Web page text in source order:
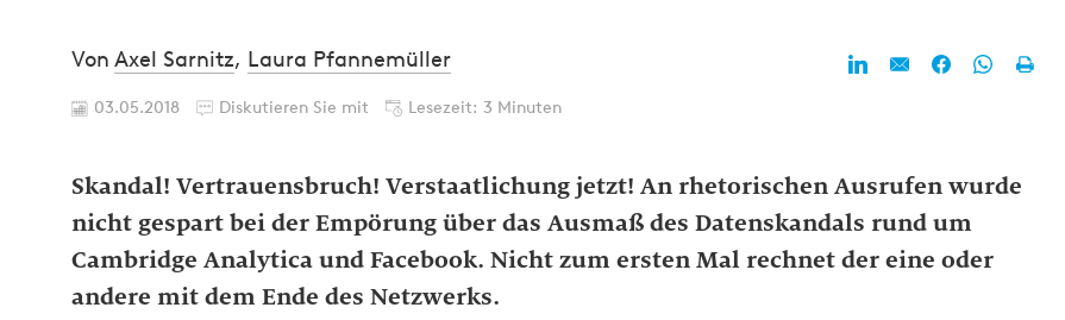
Von Axel Sarnitz, Laura Pfannemüller
03.05.2018 Diskutieren Sie mit Lesezeit: 3 Minuten
Skandal! Vertrauensbruch! Verstaatlichung jetzt! An rhetorischen Ausrufen wurde
nicht gespart bei der Empörung über das Ausmaß des Datenskandals rund um
Cambridge Analytica und Facebook. Nicht zum ersten Mal rechnet der eine oder
andere mit dem Ende des Netzwerks.